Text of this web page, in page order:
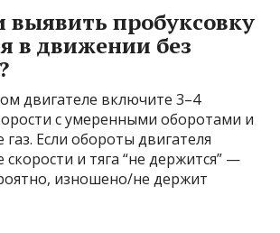
пробуксовку
в движении без
двигателе включите 3–4
с умеренными оборотами и
Если обороты двигателя
скорости и тяга “не держится” —
изношено/не держит